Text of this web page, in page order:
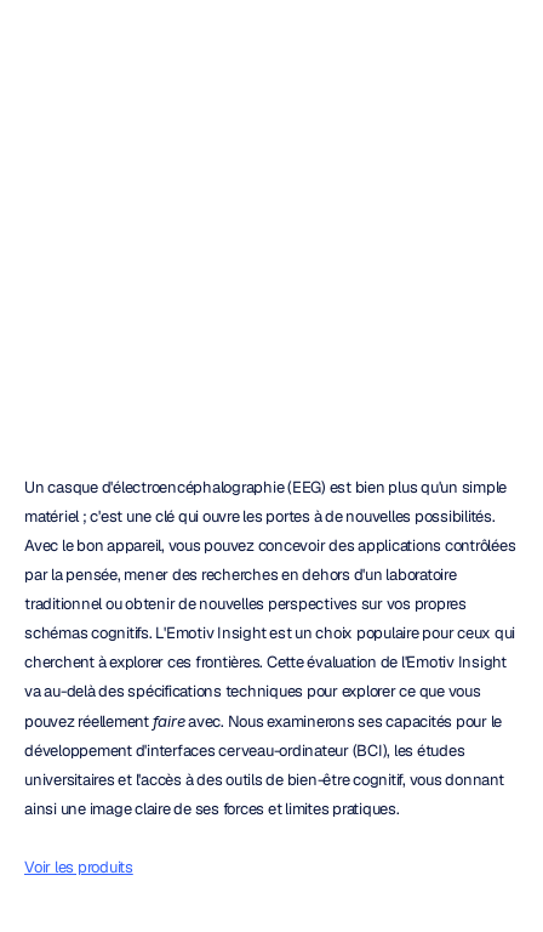
Un casque d'électroencéphalographie (EEG) est bien plus qu'un simple
matériel ; c'est une clé qui ouvre les portes à de nouvelles possibilités.
Avec le bon appareil, vous pouvez concevoir des applications contrôlées
par la pensée, mener des recherches en dehors d'un laboratoire
traditionnel ou obtenir de nouvelles perspectives sur vos propres
schémas cognitifs. L'Emotiv Insight est un choix populaire pour ceux qui
cherchent à explorer ces frontières. Cette évaluation de l'Emotiv Insight
va au-delà des spécifications techniques pour explorer ce que vous
pouvez réellement faire avec. Nous examinerons ses capacités pour le
développement d'interfaces cerveau-ordinateur (BCI), les études
universitaires et l'accès à des outils de bien-être cognitif, vous donnant
ainsi une image claire de ses forces et limites pratiques.
Voir les produits